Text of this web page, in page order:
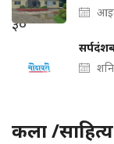
कला /साहित्य